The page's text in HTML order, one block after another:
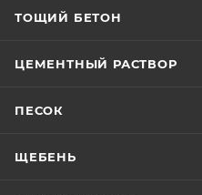
ТОЩИЙ БЕТОН
ЦЕМЕНТНЫЙ РАСТВОР
ПЕСОК
ЩЕБЕНЬ